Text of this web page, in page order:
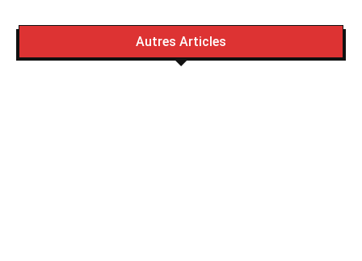
Autres Articles